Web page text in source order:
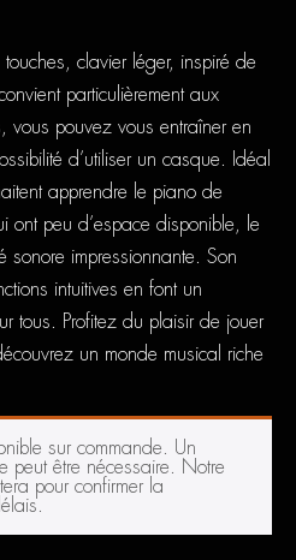
clavier léger, inspiré de
particulièrement aux
vous pouvez vous entraîner en
d’utiliser un casque. Idéal
apprendre le piano de
ont peu d’espace disponible, le
sonore impressionnante. Son
intuitives en font un
tous. Profitez du plaisir de jouer
un monde musical riche
sur commande. Un
peut être nécessaire. Notre
pour confirmer la